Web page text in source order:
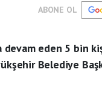
ABONE OL
devam eden 5 bin
Belediye